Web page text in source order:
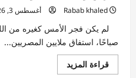
Rabab khaled أغسطس 3, 2026
لم يكن فجر الأمس كغيره من
صباحًا، استفاق ملايين المصريين...
قراءة المزيد
المزيد